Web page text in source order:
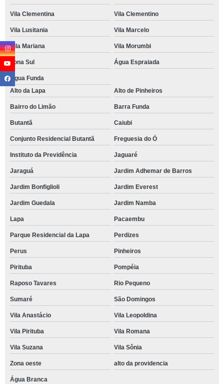
Vila Clementina Vila Clementino
Vila Lusitania Vila Marcelo
Vila Mariana Vila Morumbi
Zona Sul Água Espraiada
Água Funda
Alto da Lapa
Alto de Pinheiros
Bairro do Limão Barra Funda
Butantã Caiubi
Conjunto Residencial Butantã Freguesia do Ó
Instituto da Previdência Jaguaré
Jaraguá Jardim Adhemar de Barros
Jardim Bonfiglioli Jardim Everest
Jardim Guedala Jardim Namba
Lapa Pacaembu
Parque Residencial da Lapa Perdizes
Perus Pinheiros
Pirituba Pompéia
Raposo Tavares Rio Pequeno
Sumaré São Domingos
Vila Anastácio Vila Leopoldina
Vila Pirituba Vila Romana
Vila Suzana Vila Sônia
Zona oeste alto da providencia
Água Branca